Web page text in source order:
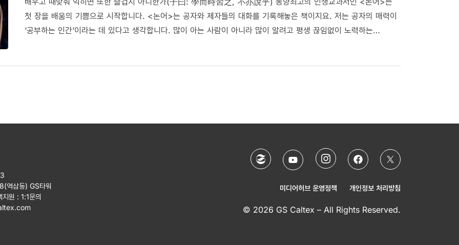
첫 장을 배움의 기쁨으로 시작합니다. <논어>는 공자와 제자들의 대화를 기록해놓은 책이지요. 저는 공자의 매력이
‘공부하는 인간’이라는 데 있다고 생각합니다. 많이 아는 사람이 아니라 많이 알려고 평생 끊임없이 노력하는
역삼동) GS타워
지원 : 1:1문의
미디어허브 운영정책 개인정보 처리방침
© 2026 GS Caltex – All Rights Reserved.